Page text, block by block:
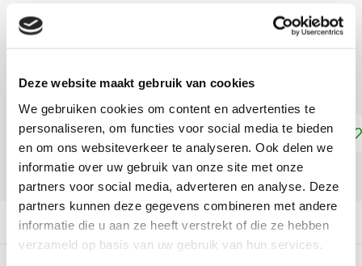
Deze website maakt gebruik van cookies
We gebruiken cookies om content en advertenties te
personaliseren, om functies voor social media te bieden
en om ons websiteverkeer te analyseren. Ook delen we
informatie over uw gebruik van onze site met onze
partners voor social media, adverteren en analyse. Deze
partners kunnen deze gegevens combineren met andere
informatie die u aan ze heeft verstrekt of die ze hebben
verzameld op basis van uw gebruik van hun services.
€3,80
100% Polyamide> naalddikte: 5-6 mmLees meer
Toevoegen aan winkelwagen
DELEN:
Productomschrijving